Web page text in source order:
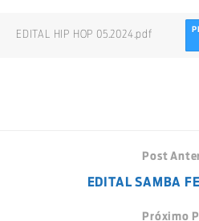
EDITAL HIP HOP 05.2024.pdf
Post
EDITAL SAMBA
Próximo